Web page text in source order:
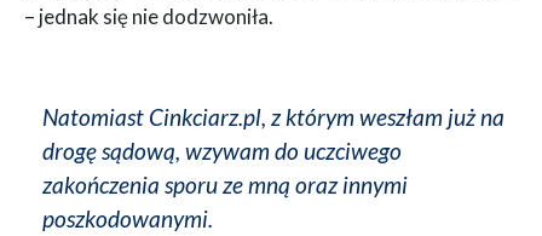
– jednak się nie dodzwoniła.
Natomiast Cinkciarz.pl, z którym weszłam już na
drogę sądową, wzywam do uczciwego
zakończenia sporu ze mną oraz innymi
poszkodowanymi.